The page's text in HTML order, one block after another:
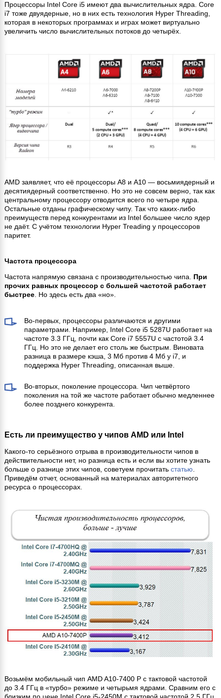
Процессоры Intel Core i5 имеют два вычислительных ядра. Core
i7 тоже двуядерные, но в них есть технология Hyper Threading,
которая в некоторых программах и играх может виртуально
увеличить число вычислительных потоков до четырёх.
AMD заявляет, что её процессоры A8 и A10 — восьмиядерный и
десятиядерный соответственно. Но это не совсем верно, так как
центральному процессору отводится всего по четыре ядра.
Остальные отданы графическому чипу. Так что каких-либо
преимуществ перед конкурентами из Intel большее число ядер
не даёт. С учётом технологии Hyper Treading у процессоров
паритет.
Частота процессора
Частота напрямую связана с производительностью чипа. При
прочих равных процессор с большей частотой работает
быстрее. Но здесь есть два «но».
Во-первых, процессоры различаются и другими
параметрами. Например, Intel Core i5 5287U работает на
частоте 3.3 ГГц, почти как Core i7 5557U с частотой 3.4
ГГц. Но это не делает его столь же быстрым. Виновата
разница в размере кэша, 3 Мб против 4 Мб у i7, и
поддержка Hyper Threading, описанная выше.
Во-вторых, поколение процессора. Чип четвёртого
поколения на той же частоте работает обычно медленнее
более позднего конкурента.
Есть ли преимущество у чипов AMD или Intel
Какого-то серьёзного отрыва в производительности чипов в
действительности нет, но разница есть и если вы хотите узнать
больше о разнице этих чипов, советуем прочитать статью
Приведём отчет, основанный на материалах авторитетного
ресурса о процессорах.
Возьмём мобильный чип AMD A10-7400 P с тактовой частотой
до 3.4 ГГц в «турбо» режиме и четырьмя ядрами. Сравним его с